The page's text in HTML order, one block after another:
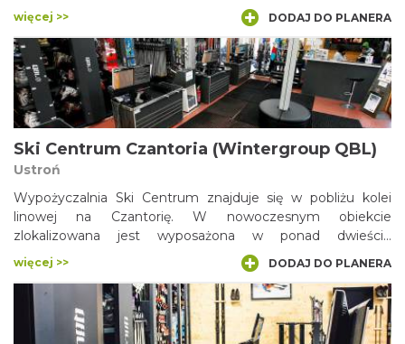
modele nart oraz snowboardu marki Rossignol dla każdego
ulubieńca zimowych sportów. Dla osób szukających
większych wyzwań udostępniono możliwość wypożyczenia
sprzętu z najwyższej półki Test oraz Top.
więcej >> DODAJ DO PLANERA
Ski Centrum Czantoria (Wintergroup QBL)
Ustroń
Wypożyczalnia Ski Centrum znajduje się w pobliżu kolei
linowej na Czantorię. W nowoczesnym obiekcie
zlokalizowana jest wyposażona w ponad dwieście
kompletów sprzętu wypożyczalnia narciarska...
więcej >> DODAJ DO PLANERA